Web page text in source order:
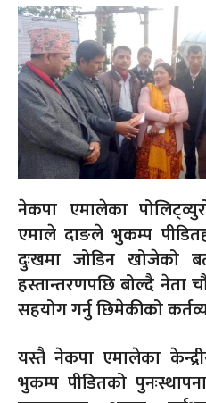
नेकपा एमालेका
एमाले दाङले भुकम्प
दुःखमा जोडिन खोजेको
हस्तान्तरणपछि बोल्दै नेता
सहयोग गर्नु छिमेकीको
यस्तै नेकपा एमालेका
भुकम्प पीडितको